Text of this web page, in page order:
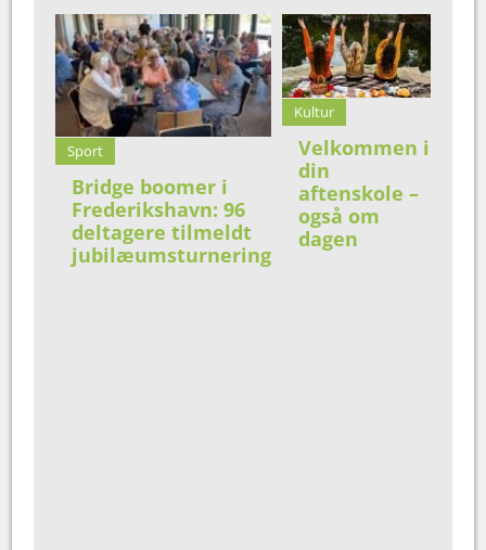
Sport
Bridge boomer i
Frederikshavn: 96
deltagere tilmeldt
jubilæumsturnering
Kultur
Velkommen i
din
aftenskole –
også om
dagen